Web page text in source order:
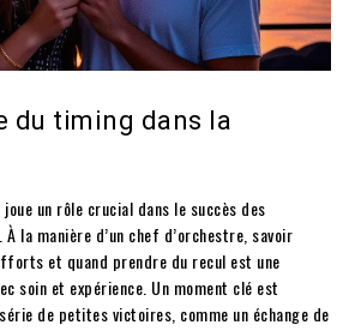
du timing dans la
joue un rôle crucial dans le succès des
la manière d’un chef d’orchestre, savoir
et quand prendre du recul est une
soin et expérience. Un moment clé est
de petites victoires, comme un échange de